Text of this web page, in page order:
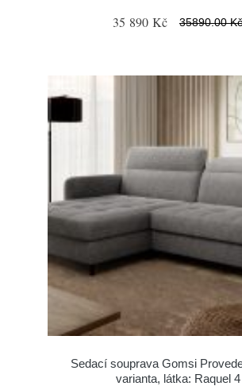
35 890 Kč 35890.00 Kč
Sedací souprava Gomsi
varianta, látka: Raquel 4